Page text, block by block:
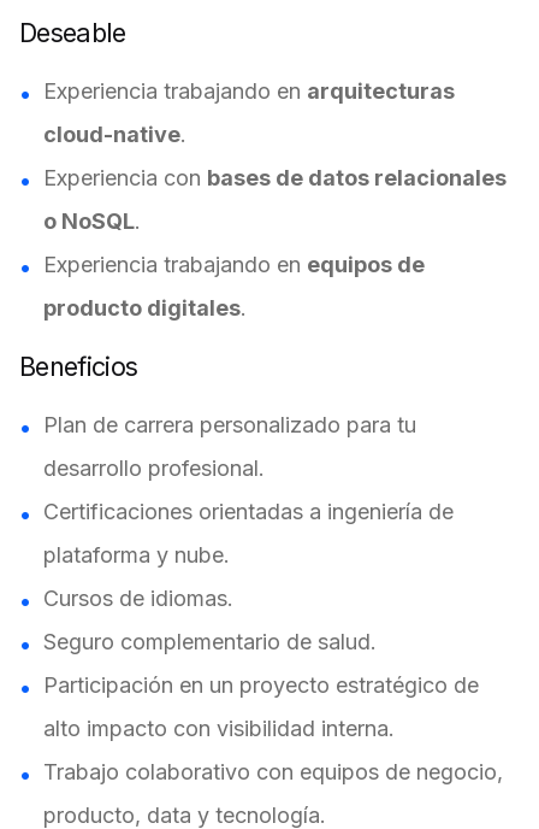
Deseable
Experiencia trabajando en arquitecturas
cloud-native.
Experiencia con bases de datos relacionales
o NoSQL.
Experiencia trabajando en equipos de
producto digitales.
Beneficios
Plan de carrera personalizado para tu
desarrollo profesional.
Certificaciones orientadas a ingeniería de
plataforma y nube.
Cursos de idiomas.
Seguro complementario de salud.
Participación en un proyecto estratégico de
alto impacto con visibilidad interna.
Trabajo colaborativo con equipos de negocio,
producto, data y tecnología.